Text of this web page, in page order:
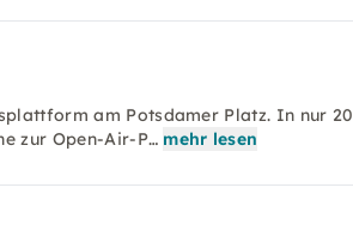
am Potsdamer Platz. In nur 20
zur Open-Air-P… mehr lesen